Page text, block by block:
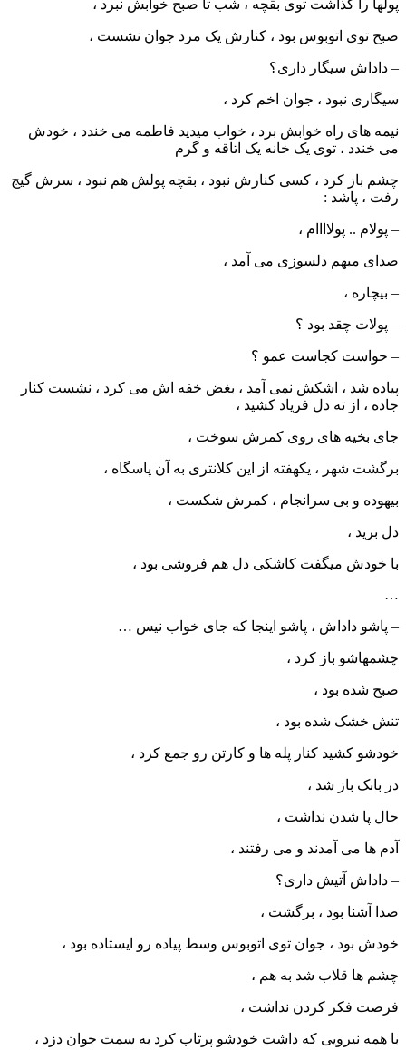
پولها را گذاشت توی بقچه ، شب تا صبح خوابش نبرد ،
صبح توی اتوبوس بود ، کنارش یک مرد جوان نشست ،
– داداش سیگار داری؟
سیگاری نبود ، جوان اخم کرد ،
نیمه های راه خوابش برد ، خواب میدید فاطمه می خندد ، خودش
می خندد ، توی یک خانه یک اتاقه و گرم
چشم باز کرد ، کسی کنارش نبود ، بقچه پولش هم نبود ، سرش گیج
رفت ، پاشد :
– پولام .. پولاااام ،
صدای مبهم دلسوزی می آمد ،
– بیچاره ،
– پولات چقد بود ؟
– حواست کجاست عمو ؟
پیاده شد ، اشکش نمی آمد ، بغض خفه اش می کرد ، نشست کنار
جاده ، از ته دل فریاد کشید ،
جای بخیه های روی کمرش سوخت ،
برگشت شهر ، یکهفته از این کلانتری به آن پاسگاه ،
بیهوده و بی سرانجام ، کمرش شکست ،
دل برید ،
با خودش میگفت کاشکی دل هم فروشی بود ،
…
– پاشو داداش ، پاشو اینجا که جای خواب نیس …
چشمهاشو باز کرد ،
صبح شده بود ،
تنش خشک شده بود ،
خودشو کشید کنار پله ها و کارتن رو جمع کرد ،
در بانک باز شد ،
حال پا شدن نداشت ،
آدم ها می آمدند و می رفتند ،
– داداش آتیش داری؟
صدا آشنا بود ، برگشت ،
خودش بود ، جوان توی اتوبوس وسط پیاده رو ایستاده بود ،
چشم ها قلاب شد به هم ،
فرصت فکر کردن نداشت ،
با همه نیرویی که داشت خودشو پرتاب کرد به سمت جوان دزد ،